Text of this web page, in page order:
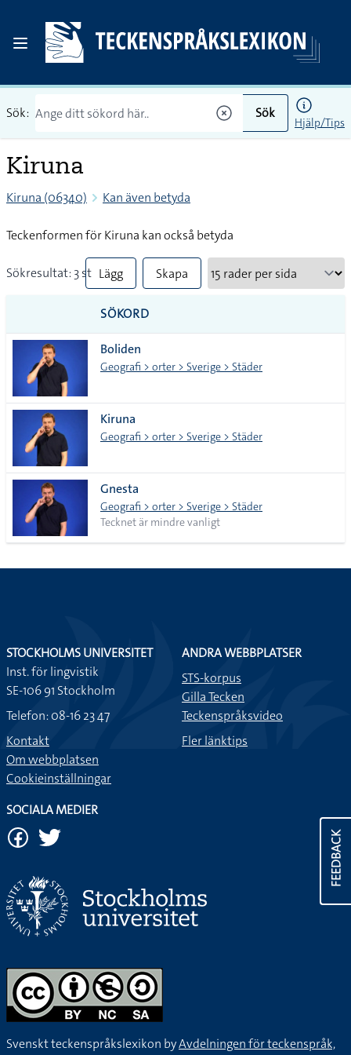
Sök: Sök
Hjälp/Tips
Kiruna
Kiruna (06340) Kan även betyda
Teckenformen för Kiruna kan också betyda
Sökresultat: 3 st Lägg
till
alla i
lista
Skapa
SÖKORD
Boliden
Geografi > orter > Sverige > Städer
Kiruna
Geografi > orter > Sverige > Städer
Gnesta
Geografi > orter > Sverige > Städer
Tecknet är mindre vanligt
FEEDBACK
STOCKHOLMS UNIVERSITET
Inst. för lingvistik
SE-106 91 Stockholm
Telefon: 08-16 23 47
Kontakt
Om webbplatsen
Cookieinställningar
ANDRA WEBBPLATSER
STS-korpus
Gilla Tecken
Teckenspråksvideo
Fler länktips
SOCIALA MEDIER
Svenskt teckenspråkslexikon byAvdelningen för teckenspråk,